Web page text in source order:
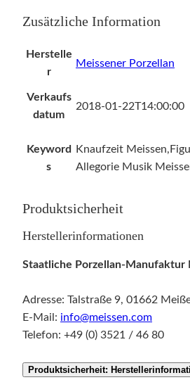
u
p
a
h
u
1
.
M
Zusätzliche Information
Herstelle
r
Meissener Porzellan
Verkaufs
datum
2018-01-22T14:00:00
Keyword
s
Knaufzeit
Allegorie Musik
Produktsicherheit
Herstellerinformationen
Staatliche Porzellan-Manufaktur
Adresse: Talstraße 9, 01662
E-Mail: info@meissen.com
Telefon: +49 (0) 3521 / 46 80
Produktsicherheit: